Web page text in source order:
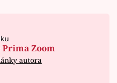
Zoom
autora